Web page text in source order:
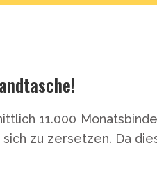
11.000
zu zersetzen. Da